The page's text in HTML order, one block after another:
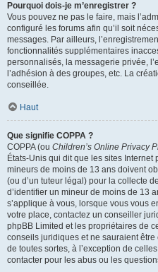
Pourquoi dois-je m’enregistrer ?
Vous pouvez ne pas le faire, mais
configuré les forums afin qu’il soit
messages. Par ailleurs,
fonctionnalités supplémentaires
personnalisés, la messagerie privée,
l’adhésion à des groupes, etc. La
conseillée.
Haut
Que signifie COPPA ?
COPPA (ou Children’s Online Privacy
États-Unis qui dit que les sites
mineurs de moins de 13 ans doivent
(ou d’un tuteur légal) pour la collecte
d’identifier un mineur de moins de 13
s’applique à vous, lorsque vous vous
votre place, contactez un conseiller
phpBB Limited et les propriétaires de
conseils juridiques et ne sauraient
de toutes sortes, à l’exception de
contacter pour les abus ou les